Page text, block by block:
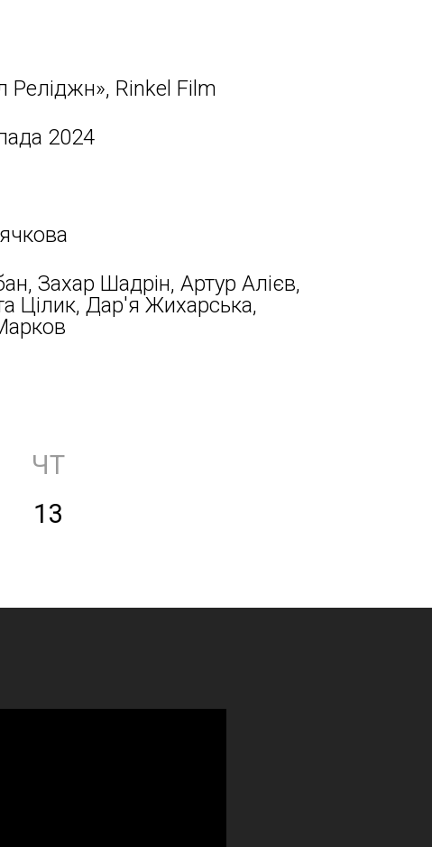
Реліджн», Rinkel Film
2024
Захар Шадрін, Артур Алієв,
Цілик, Дар'я Жихарська,
ЧТ
13